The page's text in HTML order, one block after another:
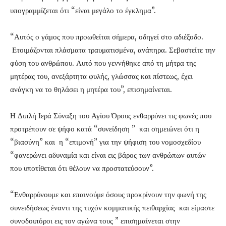
υπογραμμίζεται ότι “είναι μεγάλο το έγκλημα”.
“Αυτός ο γάμος που προωθείται σήμερα, οδηγεί στο αδιέξοδο.
Ετοιμάζονται πλάσματα τραυματισμένα, ανάπηρα. Σεβαστείτε την
φύση του ανθρώπου. Αυτό που γεννήθηκε από τη μήτρα της
μητέρας του, ανεξάρτητα φυλής, γλώσσας και πίστεως, έχει
ανάγκη να το θηλάσει η μητέρα του”, επισημαίνεται.
Η Διπλή Ιερά Σύναξη του Αγίου Όρους ενθαρρύνει τις φωνές που
προτρέπουν σε ψήφο κατά “συνείδηση ” και σημειώνει ότι η
“βιασύνη” και η “επιμονή” για την ψήφιση του νομοσχεδίου
“φανερώνει αδυναμία και είναι εις βάρος των ανθρώπων αυτών
που υποτίθεται ότι θέλουν να προστατεύσουν”.
“Ενθαρρύνουμε και επαινούμε όσους προκρίνουν την φωνή της
συνειδήσεως έναντι της τυχόν κομματικής πειθαρχίας και είμαστε
συνοδοιπόροι εις τον αγώνα τους ” επισημαίνεται στην